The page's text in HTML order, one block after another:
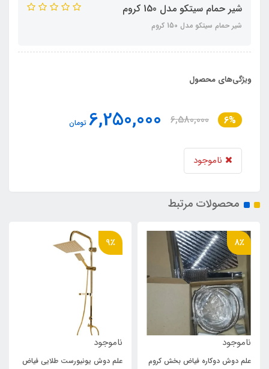
شیر حمام سیتکو مدل 150 کروم
شیر حمام سیتکو مدل 150 کروم
ویژگی‌های محصول
6%
6,580,000
6,250,000 تومان
ناموجود
محصولات مرتبط
8٪
ناموجود
علم دوش دوکاره فیاض بخش کروم
9٪
ناموجود
علم دوش یونیورست طلایی فیاض